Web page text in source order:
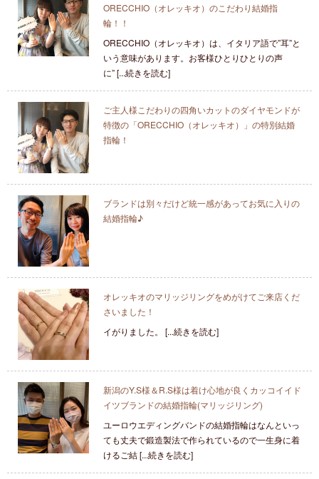
ORECCHIO（オレッキオ）のこだわり結婚指
輪！！
ORECCHIO（オレッキオ）は、イタリア語で”耳”と
いう意味があります。お客様ひとりひとりの声
に” [...続きを読む]
ご主人様こだわりの四角いカットのダイヤモンドが
特徴の「ORECCHIO（オレッキオ）」の特別結婚
指輪！
ブランドは別々だけど統一感があってお気に入りの
結婚指輪♪
オレッキオのマリッジリングをめがけてご来店くだ
さいました！
イがりました。 [...続きを読む]
新潟のY.S様＆R.S様は着け心地が良くカッコイイド
イツブランドの結婚指輪(マリッジリング)
ユーロウエディングバンドの結婚指輪はなんといっ
ても丈夫で鍛造製法で作られているので一生身に着
けるご結 [...続きを読む]